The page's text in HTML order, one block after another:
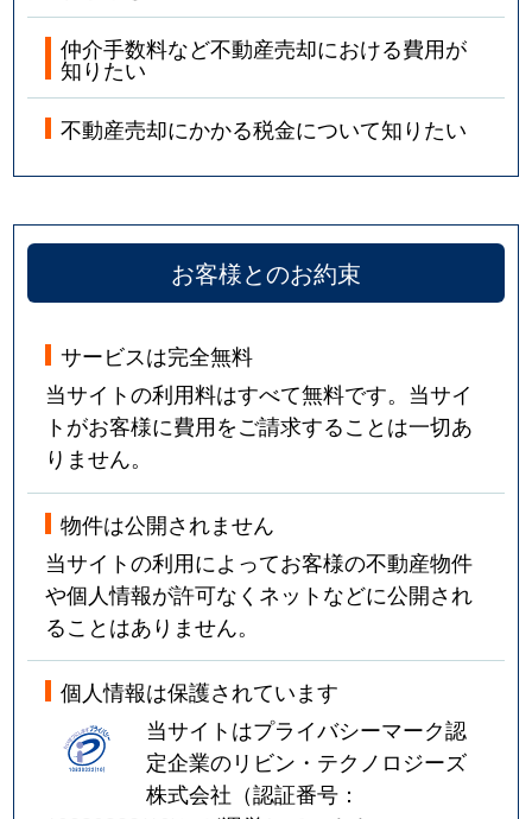
仲介手数料など不動産売却における費用が
知りたい
不動産売却にかかる税金について知りたい
お客様とのお約束
サービスは完全無料
当サイトの利用料はすべて無料です。当サイ
トがお客様に費用をご請求することは一切あ
りません。
物件は公開されません
当サイトの利用によってお客様の不動産物件
や個人情報が許可なくネットなどに公開され
ることはありません。
個人情報は保護されています
当サイトはプライバシーマーク認
定企業のリビン・テクノロジーズ
株式会社（認証番号：